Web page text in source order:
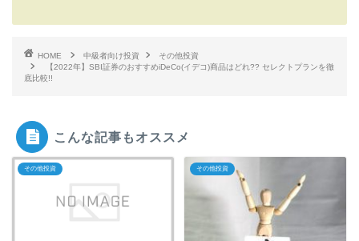
HOME 中級者向け投資
その他投資
【2022年】SBI証券のおすすめiDeCo(イデコ)商品はどれ?? セレクトプランを徹
底比較!!
こんな記事もオススメ
その他投資 その他投資